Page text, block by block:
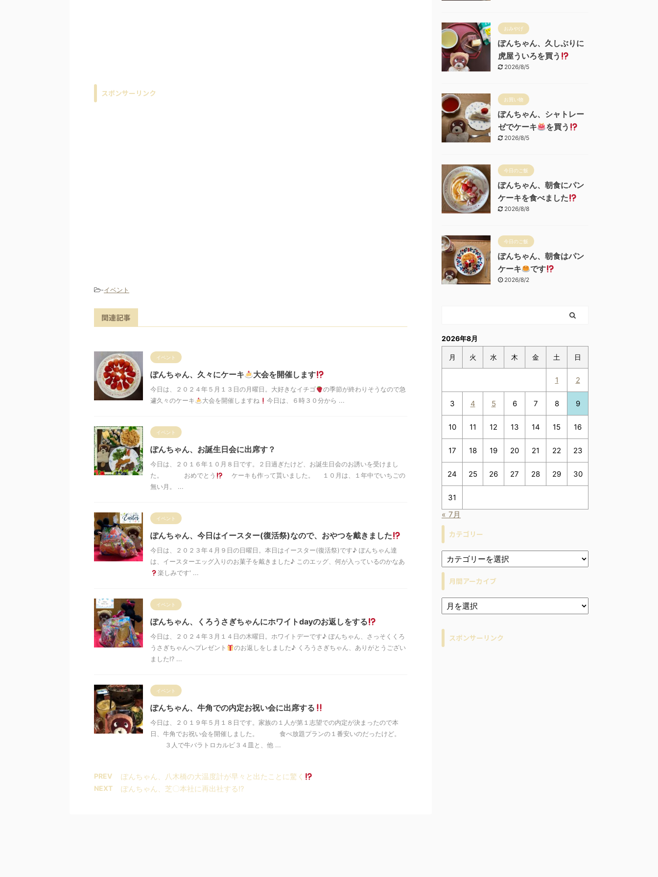
スポンサーリンク
-イベント
関連記事
イベント
ぽんちゃん、久々にケーキ 大会を開催します
今日は、２０２４年５月１３日の月曜日。大好きなイチゴ
の季節が終わりそうなので急
遽久々のケーキ
大会を開催しますね 今日は、６時３０分から ...
イベント
ぽんちゃん、お誕生日会に出席す？
今日は、２０１６年１０月８日です。２日過ぎたけど、お誕生日会のお誘いを受けまし
た。 おめでとう
ケーキも作って貰いました。 １０月は、１年中でいちごの
無い月。 ...
イベント
ぽんちゃん、今日はイースター(復活祭)なので、おやつを戴きました
今日は、２０２３年４月９日の日曜日。本日はイースター(復活祭)です♪ ぽんちゃん達
は、イースターエッグ入りのお菓子を戴きました♪ このエッグ、何が入っているのかなあ
楽しみです' ...
イベント
ぽんちゃん、くろうさぎちゃんにホワイトdayのお返しをする
今日は、２０２４年３月１４日の木曜日。ホワイトデーです♪ ぽんちゃん、さっそくくろ
うさぎちゃんへプレゼント
のお返しをしました♪ くろうさぎちゃん、ありがとうござい
ました⁉ ...
イベント
ぽんちゃん、牛角での内定お祝い会に出席する
今日は、２０１９年５月１８日です。家族の１人が第１志望での内定が決まったので本
日、牛角でお祝い会を開催しました。 食べ放題プランの１番安いのだったけど。
３人で牛バラトロカルビ３４皿と、他 ...
PREV ぽんちゃん、八木橋の大温度計が早々と出たことに驚く
NEXT ぽんちゃん、芝〇本社に再出社する!?
おみやげ
ぽんちゃん、久しぶりに
虎屋ういろを買う
2026/8/5
お買い物
ぽんちゃん、シャトレー
ゼでケーキ
を買う
2026/8/5
今日のご飯
ぽんちゃん、朝食にパン
ケーキを食べました
2026/8/8
今日のご飯
ぽんちゃん、朝食はパン
ケーキ
です
2026/8/2
2026年8月
月 火 水 木 金 土 日
1 2
3 4 5 6 7 8 9
10 11 12 13 14 15 16
17 18 19 20 21 22 23
24 25 26 27 28 29 30
31
« 7月
カテゴリー
月間アーカイブ
ア
ー
ブ
スポンサーリンク